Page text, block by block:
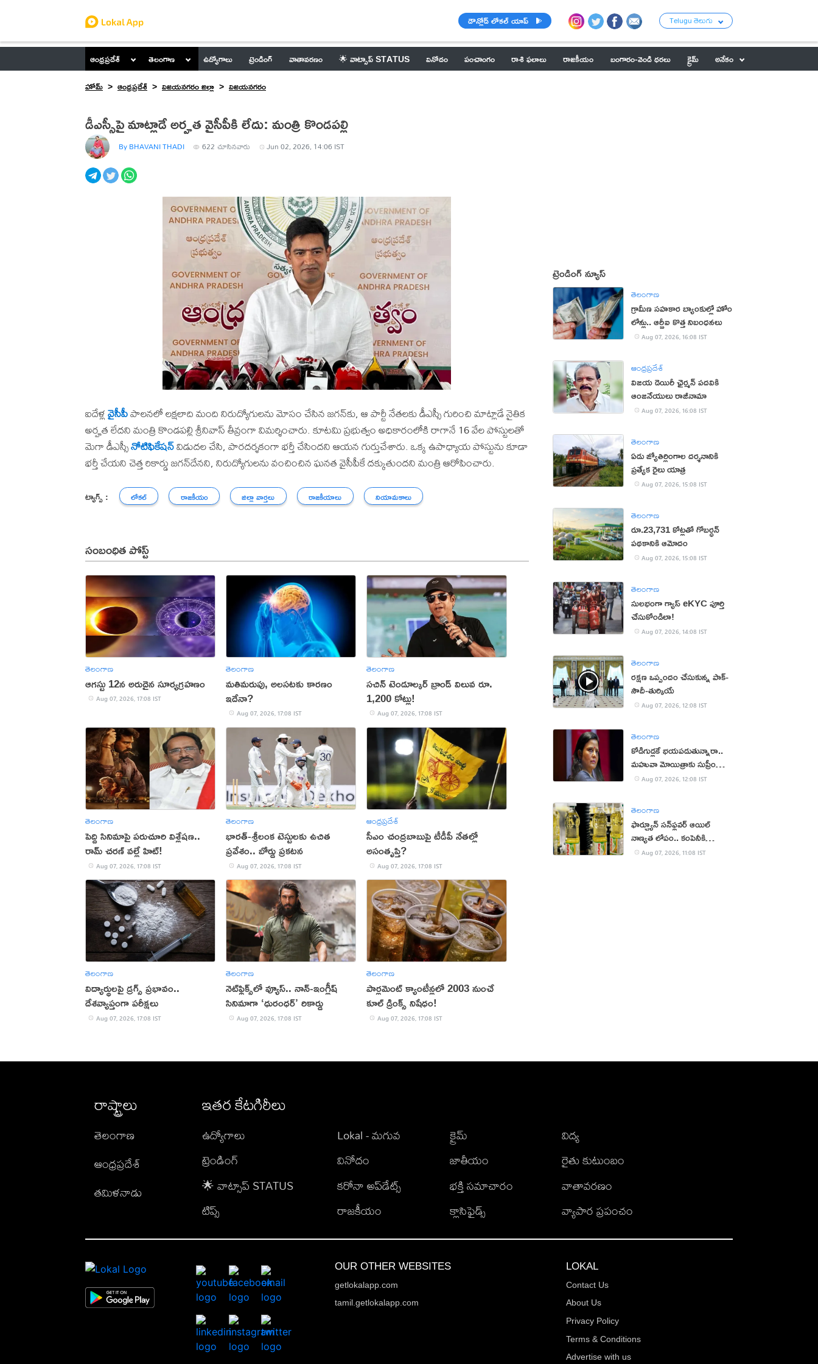
డౌన్లోడ్ లోకల్ యాప్ Telugu తెలుగు
ఆంధ్రప్రదేశ్ తెలంగాణ ఉద్యోగాలు ట్రెండింగ్ వాతావరణం 🌟 వాట్సాప్ STATUS వినోదం పంచాంగం రాశి ఫలాలు రాజకీయం బంగారం-వెండి ధరలు క్రైమ్
అనేకం
హోమ్
ఆంధ్రప్రదేశ్ విజయనగరం జిల్లా విజయనగరం
డీఎస్సీపై మాట్లాడే అర్హత వైసీపీకి లేదు: మంత్రి కొండపల్లి
By BHAVANI THADI 622 చూసినవారు Jun 02, 2026, 14:06 IST
ఐదేళ్లవైసీపీపాలనలో లక్షలాది మంది నిరుద్యోగులను మోసం చేసిన జగన్‌కు, ఆ పార్టీ నేతలకు డీఎస్సీ గురించి మాట్లాడే నైతిక
అర్హత లేదని మంత్రి కొండపల్లి శ్రీనివాస్ తీవ్రంగా విమర్శించారు. కూటమి ప్రభుత్వం అధికారంలోకి రాగానే 16 వేల పోస్టులతో
మెగా డీఎస్సీనోటిఫికేషన్విడుదల చేసి, పారదర్శకంగా భర్తీ చేసిందని ఆయన గుర్తుచేశారు. ఒక్క ఉపాధ్యాయ పోస్టును కూడా
భర్తీ చేయని చెత్త రికార్డు జగన్‌దేనని, నిరుద్యోగులను వంచించిన ఘనత వైసీపీకే దక్కుతుందని మంత్రి ఆరోపించారు.
ట్యాగ్స్ : లోకల్ రాజకీయం జిల్లా వార్తలు రాజకీయాలు నియామకాలు
సంబంధిత పోస్ట్
తెలంగాణ
ఆగస్టు 12న అరుదైన సూర్యగ్రహణం
Aug 07, 2026, 17:08 IST
తెలంగాణ
మతిమరుపు, అలసటకు కారణం
ఇదేనా?
Aug 07, 2026, 17:08 IST
తెలంగాణ
సచిన్ టెండూల్కర్ బ్రాండ్ విలువ రూ.
1,200 కోట్లు!
Aug 07, 2026, 17:08 IST
తెలంగాణ
పెద్ది సినిమాపై పరుచూరి విశ్లేషణ..
రామ్ చరణ్ వల్లే హిట్!
Aug 07, 2026, 17:08 IST
తెలంగాణ
భారత్-శ్రీలంక టెస్టులకు ఉచిత
ప్రవేశం.. బోర్డు ప్రకటన
Aug 07, 2026, 17:08 IST
ఆంధ్రప్రదేశ్
సీఎం చంద్రబాబుపై టీడీపీ నేతల్లో
అసంతృప్తి?
Aug 07, 2026, 17:08 IST
తెలంగాణ
విద్యార్థులపై డ్రగ్స్ ప్రభావం..
దేశవ్యాప్తంగా పరీక్షలు
Aug 07, 2026, 17:08 IST
తెలంగాణ
నెట్‌ఫ్లిక్స్‌లో వ్యూస్.. నాన్-ఇంగ్లీష్
సినిమాగా ‘ధురంధర్’ రికార్డు
Aug 07, 2026, 17:08 IST
తెలంగాణ
పార్లమెంట్ క్యాంటీన్లలో 2003 నుంచే
కూల్ డ్రింక్స్ నిషేధం!
Aug 07, 2026, 17:08 IST
ట్రెండింగ్ న్యూస్
తెలంగాణ
గ్రామీణ సహకార బ్యాంకుల్లో హోం
లోన్లు.. ఆర్బీఐ కొత్త నిబంధనలు
Aug 07, 2026, 16:08 IST
ఆంధ్రప్రదేశ్
విజయ డెయిరీ ఛైర్మన్ పదవికి
ఆంజనేయులు రాజీనామా
Aug 07, 2026, 16:08 IST
తెలంగాణ
ఏడు జ్యోతిర్లింగాల దర్శనానికి
ప్రత్యేక రైలు యాత్ర
Aug 07, 2026, 15:08 IST
తెలంగాణ
రూ.23,731 కోట్లతో గోబర్ధన్
పథకానికి ఆమోదం
Aug 07, 2026, 15:08 IST
తెలంగాణ
సులభంగా గ్యాస్ eKYC పూర్తి
చేసుకోండిలా!
Aug 07, 2026, 14:08 IST
తెలంగాణ
రక్షణ ఒప్పందం చేసుకున్న పాక్‌-
సౌదీ-తుర్కియే
Aug 07, 2026, 12:08 IST
తెలంగాణ
కోడిగుడ్లకే భయపడుతున్నారా..
మహువా మోయిత్రాకు సుప్రీం
చురకలు
Aug 07, 2026, 12:08 IST
తెలంగాణ
ఫార్చ్యూన్ సన్‌ఫ్లవర్ ఆయిల్
నాణ్యత లోపం.. కంపెనీకి
జరిమానా
Aug 07, 2026, 11:08 IST
రాష్ట్రాలు
తెలంగాణ
ఆంధ్రప్రదేశ్
తమిళనాడు
ఇతర కేటగిరీలు
ఉద్యోగాలు
ట్రెండింగ్
🌟 వాట్సాప్ STATUS
టిప్స్
Lokal - మగువ
వినోదం
కరోనా అప్‌డేట్స్
రాజకీయం
క్రైమ్
జాతీయం
భక్తి సమాచారం
క్లాసిఫైడ్స్
విద్య
రైతు కుటుంబం
వాతావరణం
వ్యాపార ప్రపంచం
OUR OTHER WEBSITES
getlokalapp.com
tamil.getlokalapp.com
LOKAL
Contact Us
About Us
Privacy Policy
Terms & Conditions
Advertise with us